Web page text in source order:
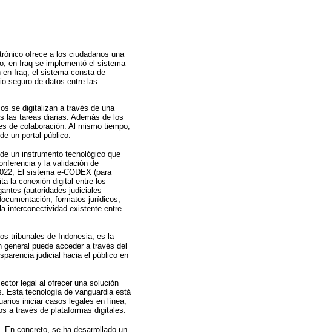
ofrece a los ciudadanos una
en Iraq se implementó el sistema
en Iraq, el sistema consta de
seguro de datos entre las
se digitalizan a través de una
las tareas diarias. Además de los
de colaboración. Al mismo tiempo,
un portal público.
un instrumento tecnológico que
y la validación de
El sistema e-CODEX (para
la conexión digital entre los
(autoridades judiciales
formatos jurídicos,
interconectividad existente entre
tribunales de Indonesia, es la
puede acceder a través del
judicial hacia el público en
legal al ofrecer una solución
Esta tecnología de vanguardia está
iniciar casos legales en línea,
a través de plataformas digitales.
En concreto, se ha desarrollado un